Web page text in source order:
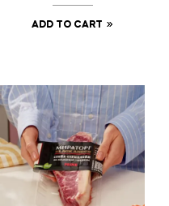
ADD TO CART